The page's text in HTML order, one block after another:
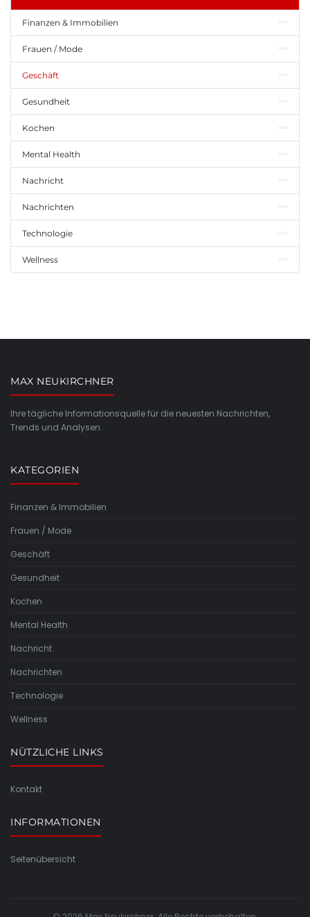
Finanzen & Immobilien
Frauen / Mode
Geschäft
Gesundheit
Kochen
Mental Health
Nachricht
Nachrichten
Technologie
Wellness
MAX NEUKIRCHNER
Ihre tägliche Informationsquelle für die neuesten Nachrichten,
Trends und Analysen.
KATEGORIEN
Finanzen & Immobilien
Frauen / Mode
Geschäft
Gesundheit
Kochen
Mental Health
Nachricht
Nachrichten
Technologie
Wellness
NÜTZLICHE LINKS
Kontakt
INFORMATIONEN
Seitenübersicht